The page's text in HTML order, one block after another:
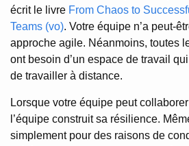
écrit le livre From Chaos to
Teams (vo). Votre équipe n’a peut-
approche agile. Néanmoins, toutes
ont besoin d’un espace de travail
de travailler à distance.
Lorsque votre équipe peut
l’équipe construit sa résilience.
simplement pour des raisons de